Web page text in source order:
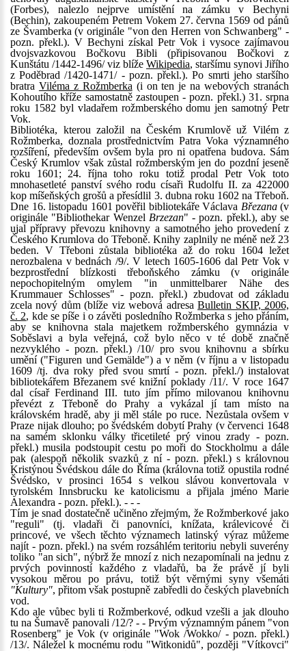
(Forbes), nalezlo nejprve umístění na zámku v Bechyni
(Bechin), zakoupeném Petrem Vokem 27. června 1569 od pánů
ze Švamberka (v originále "von den Herren von Schwanberg" -
pozn. překl.). V Bechyni získal Petr Vok i vysoce zajímavou
dvojsvazkovou Bočkovu Bibli (připisovanou Bočkovi z
Kunštátu /1442-1496/ viz blíže Wikipedia, staršímu synovi Jiřího
z Poděbrad /1420-1471/ - pozn. překl.). Po smrti jeho staršího
bratra Viléma z Rožmberka (i on ten je na webových stranách
Kohoutího kříže samostatně zastoupen - pozn. překl.) 31. srpna
roku 1582 byl vladařem rožmberského domu jen samotný Petr
Vok.
Bibliotéka, kterou založil na Českém Krumlově už Vilém z
Rožmberka, doznala prostřednictvím Patra Voka významného
rozšíření, především ovšem byla pro ni opatřena budova. Sám
Český Krumlov však zůstal rožmberským jen do pozdní jeseně
roku 1601; 24. října toho roku totiž prodal Petr Vok toto
mnohasetleté panství svého rodu císaři Rudolfu II. za 422000
kop míšeňských grošů a přesídlil 3. dubna roku 1602 na Třeboň.
Dne 16. listopadu 1601 pověřil bibliotekáře Václava Březana(v
originále "Bibliothekar Wenzel Brzezan" - pozn. překl.), aby se
ujal přípravy převozu knihovny a samotného jeho provedení z
Českého Krumlova do Třeboně. Knihy zaplnily ne méně než 23
beden. V Třeboni zůstala bibliotéka až do roku 1604 ležet
nerozbalena v bednách /9/. V letech 1605-1606 dal Petr Vok v
bezprostřední blízkosti třeboňského zámku (v originále
nepochopitelným omylem "in unmittelbarer Nähe des
Krummauer Schlosses" - pozn. překl.) zbudovat od základu
zcela nový dům (blíže viz webová adresaBulletin SKIP, 2006,
č. 2, kde se píše i o závěti posledního Rožmberka s jeho přáním,
aby se knihovna stala majetkem rožmberského gymnázia v
Soběslavi a byla veřejná, což bylo něco v té době značně
nezvyklého - pozn. překl.) /10/ pro svou knihovnu a sbírku
umění ("Figuren und Gemälde") a v něm (v říjnu a v listopadu
1609 /tj. dva roky před svou smrtí - pozn. překl./) instalovat
bibliotekářem Březanem své knižní poklady /11/. V roce 1647
dal císař Ferdinand III. tuto jím přímo milovanou knihovnu
převézt z Třeboně do Prahy a vykázal jí tam místo na
královském hradě, aby ji měl stále po ruce. Nezůstala ovšem v
Praze nijak dlouho; po švédském dobytí Prahy (v červenci 1648
na samém sklonku války třicetileté prý vinou zrady - pozn.
překl.) musila podstoupit cestu po moři do Stockholmu a dále
pak (alespoň několik svazků z ní - pozn. překl.) s královnou
Kristýnou Švédskou dále do Říma (královna totiž opustila rodné
Švédsko, v prosinci 1654 s velkou slávou konvertovala v
tyrolském Innsbrucku ke katolicismu a přijala jméno Marie
Alexandra - pozn. překl.). - - -
Tím je snad dostatečně učiněno zřejmým, že Rožmberkové jako
"reguli" (tj. vladaři či panovníci, knížata, králevicové či
princové, ve všech těchto významech latinský výraz můžeme
najít - pozn. překl.) na svém rozsáhlém teritoriu nebyli suverény
toliko "an sich", nýbrž že mnozí z nich nezapomínali na jednu z
prvých povinností každého z vladařů, ba že právě jí byli
vysokou měrou po právu, totiž být věrnými syny všemáti
"Kultury", přitom však postupně zabředli do českých plavebních
vod.
Kdo ale vůbec byli ti Rožmberkové, odkud vzešli a jak dlouho
tu na Šumavě panovali /12/? - - Prvým významným pánem "von
Rosenberg" je Vok (v originále "Wok /Wokko/ - pozn. překl.)
/13/. Náležel k mocnému rodu "Witkonidů", později "Vítkovci"